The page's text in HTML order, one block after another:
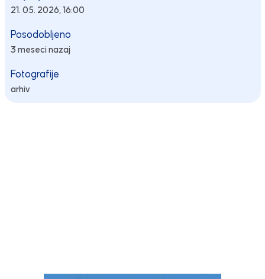
21. 05. 2026, 16:00
Posodobljeno
3 meseci nazaj
Fotografije
arhiv